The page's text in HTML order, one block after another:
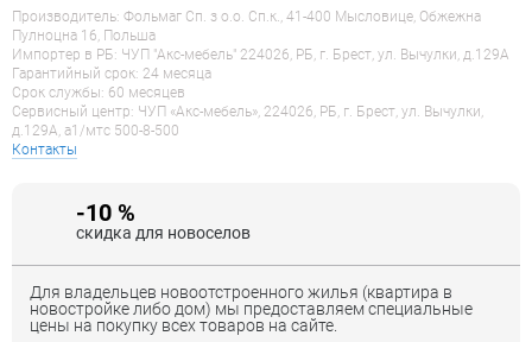
Производитель: Фольмаг Сп. з о.о. Сп.к., 41-400 Мысловице, Обжежна
Пулноцна 16, Польша
Импортер в РБ: ЧУП "Акс-мебель" 224026, РБ, г. Брест, ул. Вычулки, д.129А
Гарантийный срок: 24 месяца
Срок службы: 60 месяцев
Сервисный центр: ЧУП «Акс-мебель», 224026, РБ, г. Брест, ул. Вычулки,
д.129А, a1/мтс 500-8-500
Контакты
-10 %
скидка для новоселов
Для владельцев новоотстроенного жилья (квартира в
новостройке либо дом) мы предоставляем специальные
цены на покупку всех товаров на сайте.